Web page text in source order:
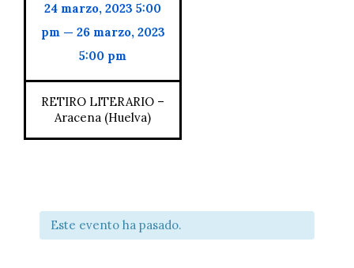
24 marzo, 2023 5:00
pm — 26 marzo, 2023
5:00 pm
RETIRO LITERARIO –
Aracena (Huelva)
Este evento ha pasado.